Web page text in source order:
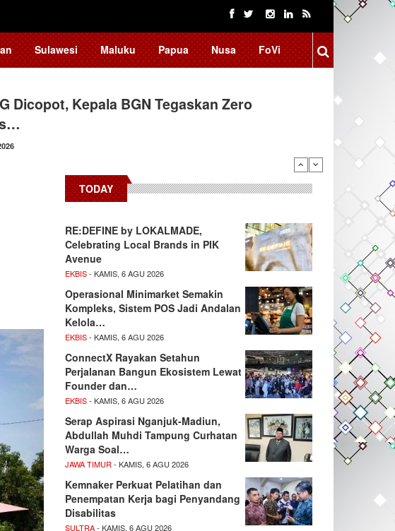
Sulawesi Maluku Papua Nusa FoVi
Dicopot, Kepala BGN Tegaskan Zero
TODAY
RE:DEFINE by LOKALMADE,
Celebrating Local Brands in PIK
Avenue
EKBIS- KAMIS, 6 AGU 2026
Operasional Minimarket Semakin
Kompleks, Sistem POS Jadi Andalan
Kelola…
EKBIS- KAMIS, 6 AGU 2026
ConnectX Rayakan Setahun
Perjalanan Bangun Ekosistem Lewat
Founder dan…
EKBIS- KAMIS, 6 AGU 2026
Serap Aspirasi Nganjuk-Madiun,
Abdullah Muhdi Tampung Curhatan
Warga Soal…
JAWA TIMUR - KAMIS, 6 AGU 2026
Kemnaker Perkuat Pelatihan dan
Penempatan Kerja bagi Penyandang
Disabilitas
SULTRA- KAMIS, 6 AGU 2026